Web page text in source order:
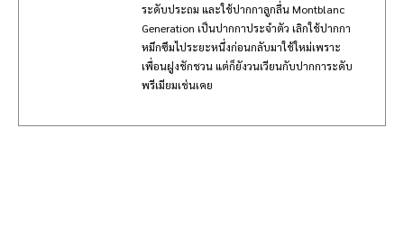
ระดับประถม และใช้ปากกาลูกลื่น Montblanc
Generation เป็นปากกาประจำตัว เลิกใช้ปากกา
หมึกซึมไประยะหนึ่งก่อนกลับมาใช้ใหม่เพราะ
เพื่อนฝูงชักชวน แต่ก็ยังวนเวียนกับปากการะดับ
พรีเมียมเช่นเคย